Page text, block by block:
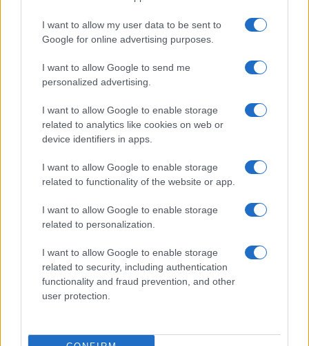
I want to allow my user data to be sent to
Google for online advertising purposes.
I want to allow Google to send me
personalized advertising.
I want to allow Google to enable storage
related to analytics like cookies on web or
device identifiers in apps.
I want to allow Google to enable storage
related to functionality of the website or app.
I want to allow Google to enable storage
related to personalization.
I want to allow Google to enable storage
related to security, including authentication
functionality and fraud prevention, and other
user protection.
studio, la Carta del Merito da 500 euro. Chi è
valutato con severità paga due volte: perde il
riconoscimento e finanzia, con il proprio rigore, la
munificenza altrui.
Lo studente scrupoloso del
Nord, fermato a un 98 misurato col bilancino,
una commissione prodiga incassa bonus e
precedenze. E quei benefici non piovono dal cielo:
vantaggio immeritato di uno diventa il diritto
negato di un altro. La meritocrazia, invocata come
totem, viene capovolta nel suo contrario:premia
la larghezza del giudicante e non la
competenza del giudicato
.